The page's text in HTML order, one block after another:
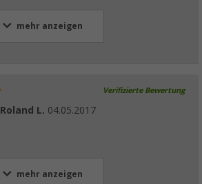
mehr anzeigen
Verifizierte Bewertung
Roland L. 04.05.2017
mehr anzeigen